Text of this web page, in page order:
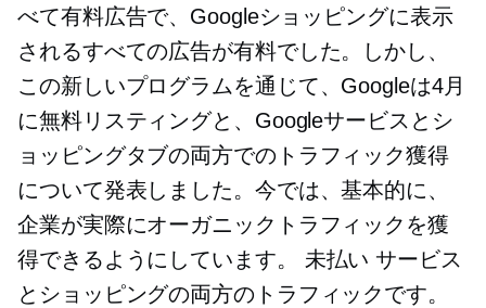
べて有料広告で、Googleショッピングに表示
されるすべての広告が有料でした。しかし、
この新しいプログラムを通じて、Googleは4月
に無料リスティングと、Googleサービスとシ
ョッピングタブの両方でのトラフィック獲得
について発表しました。今では、基本的に、
企業が実際にオーガニックトラフィックを獲
得できるようにしています。 未払い サービス
とショッピングの両方のトラフィックです。